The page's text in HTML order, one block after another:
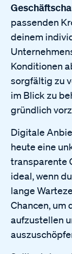
passenden
deinem
Konditionen
sorgfältig zu
im Blick zu
gründlich
Digitale
heute eine
transparente
ideal, wenn
lange
Chancen, um
aufzustellen